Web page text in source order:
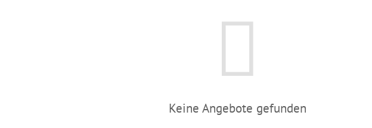
Keine Angebote gefunden